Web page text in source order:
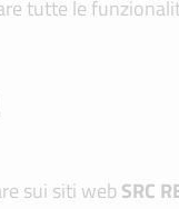
tutte le
sui siti webSRC